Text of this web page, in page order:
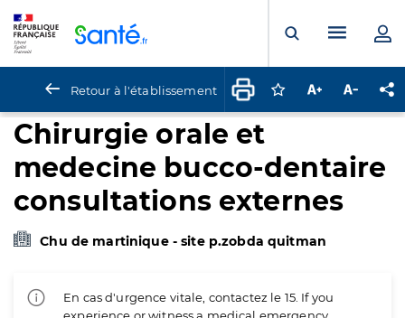
Ouvrir laMenu
Retour à l'établissement Connectez-vous
Augmenter la
Chirurgie orale et
medecine bucco-dentaire
consultations externes
Chu de martinique - site p.zobda quitman
En cas d'urgence vitale, contactez le 15. If you